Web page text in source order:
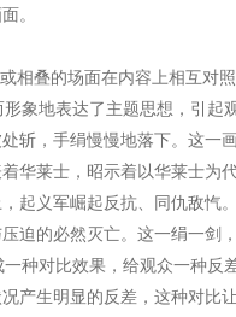
。
叠的场面在内容上相互对
象地表达了主题思想，引起
斩，手绢慢慢地落下。这
华莱士，昭示着以华莱士
起义军崛起反抗、同仇敌
迫的必然灭亡。这一绢一剑
种对比效果，给观众一种反
产生明显的反差，这种对比